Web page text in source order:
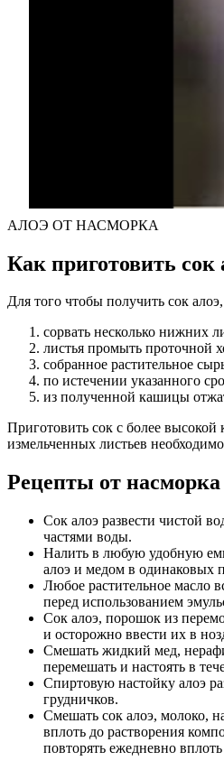
АЛОЭ ОТ НАСМОРКА
Как приготовить сок
Для того чтобы получить сок алоэ,
сорвать несколько нижних
листья промыть проточной
собранное растительное
по истечении указанного
из полученной кашицы
Приготовить сок с более
измельченных листьев
Рецепты от насморка
Сок алоэ развести чистой
частями воды.
Налить в любую удобную
алоэ и медом в одинаковых
Любое растительное масло
перед использованием
Сок алоэ, порошок из
и осторожно ввести их в
Смешать жидкий мед,
перемешать и настоять в
Спиртовую настойку алоэ
грудничков.
Смешать сок алоэ, молоко,
вплоть до растворения
повторять ежедневно